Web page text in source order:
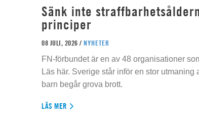
Sänk inte
principer
08 JULI, 2026 / NYHETER
FN-förbundet är en av 48 organisationer
Läs här. Sverige står inför en stor
barn begår grova brott.
LÄS MER